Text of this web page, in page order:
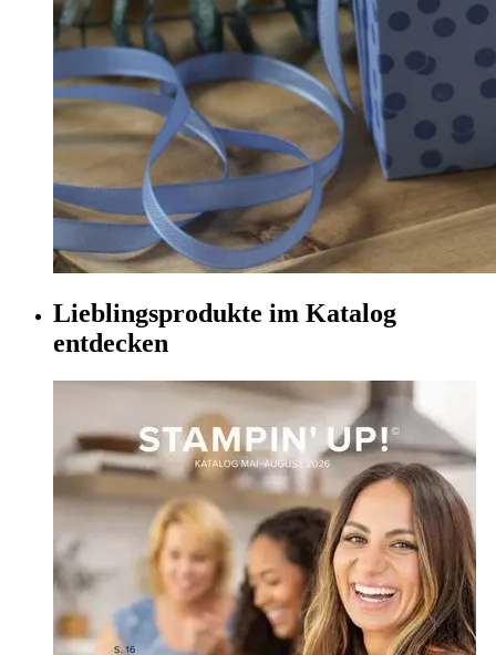
Lieblingsprodukte im Katalog
entdecken